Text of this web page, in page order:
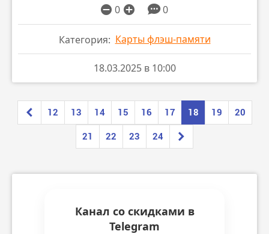
0 0
Категория: Карты флэш-памяти
18.03.2025 в 10:00
12 13 14 15 16 17 18 19
20
21
22 23 24
Канал со скидками в
Telegram